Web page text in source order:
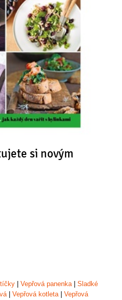
si novým
Vepřová panenka| Sladké
| Vepřová kotleta| Vepřová